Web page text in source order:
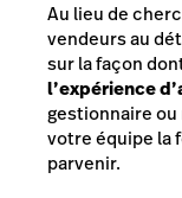
Au lieu de
vendeurs au
sur la façon
l’expérience
gestionnaire ou
votre équipe la
parvenir.